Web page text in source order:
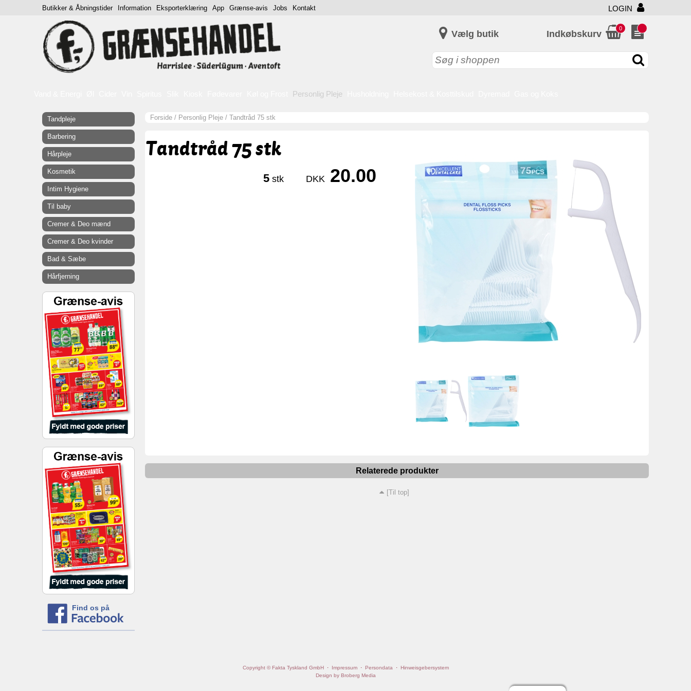
LOGIN
Vælg butik
Personlig Pleje
Indkøbskurv
0
Forside / Personlig Pleje / Tandtråd 75 stk
Tandtråd 75 stk
5 stk DKK 20.00
Relaterede produkter
[Til top]
Tandpleje
Barbering
Hårpleje
Kosmetik
Intim Hygiene
Til baby
Cremer & Deo mænd
Cremer & Deo kvinder
Bad & Sæbe
Hårfjerning
Find os på
Butikker & Åbningstider Information Eksporterklæring App Grænse-avis Jobs Kontakt
Copyright © Fakta Tyskland GmbH· Impressum· Persondata · Hinweisgebersystem
Design by Broberg Media